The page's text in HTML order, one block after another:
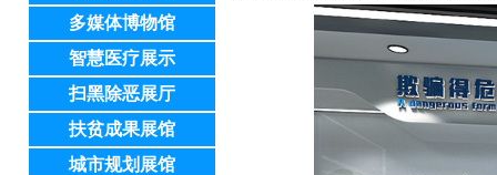
多媒体博物馆
智慧医疗展示
扫黑除恶展厅
扶贫成果展馆
城市规划展馆